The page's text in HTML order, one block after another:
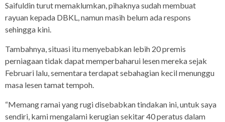
Saifuldin turut memaklumkan, pihaknya sudah membuat
rayuan kepada DBKL, namun masih belum ada respons
sehingga kini.
Tambahnya, situasi itu menyebabkan lebih 20 premis
perniagaan tidak dapat memperbaharui lesen mereka sejak
Februari lalu, sementara terdapat sebahagian kecil menunggu
masa lesen tamat tempoh.
“Memang ramai yang rugi disebabkan tindakan ini, untuk saya
sendiri, kami mengalami kerugian sekitar 40 peratus dalam